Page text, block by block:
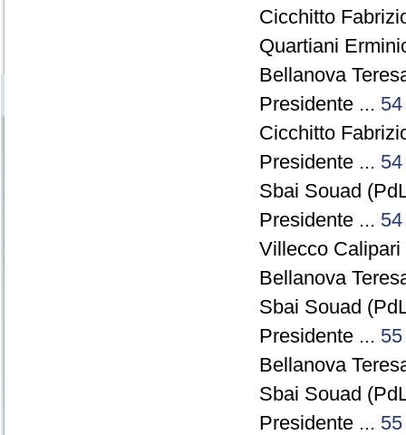
Cicchitto
Quartiani
Bellanova
Presidente ... 54
Cicchitto
Presidente ... 54
Sbai Souad
Presidente ... 54
Villecco
Bellanova
Sbai Souad
Presidente ... 55
Bellanova
Sbai Souad
Presidente ... 55